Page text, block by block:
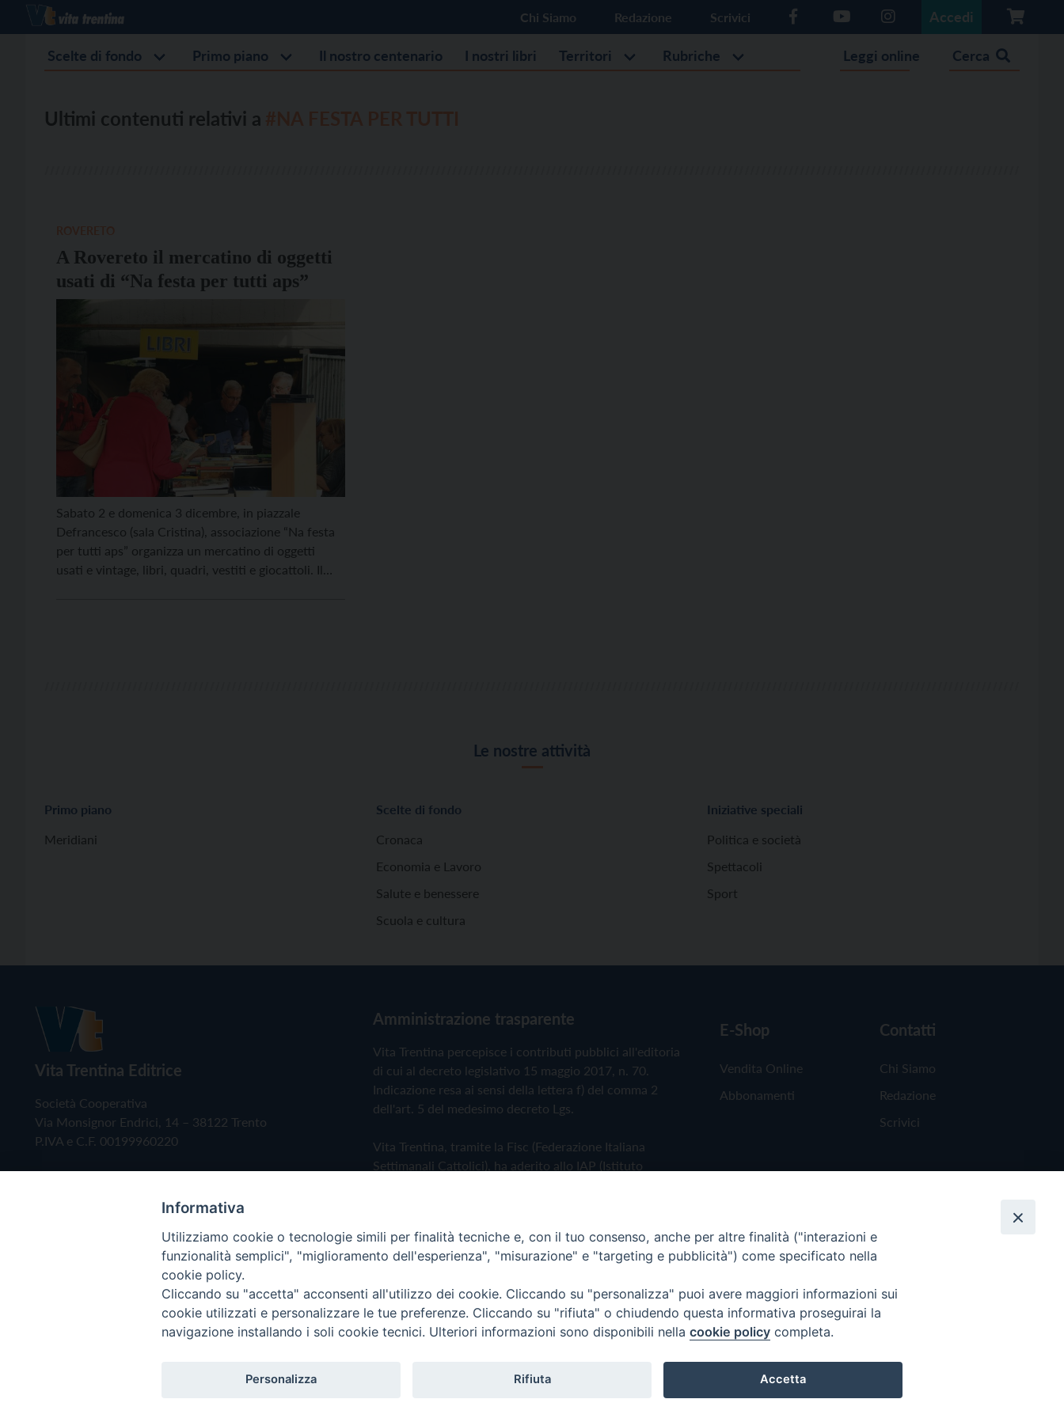
Chi Siamo Redazione Scrivici Accedi
Scelte di fondo Primo piano Il nostro centenario I nostri libri Territori Rubriche Leggi online Cerca
Ultimi contenuti relativi a
A Rovereto il mercatino di oggetti
usati di “Na festa per tutti aps”
Sabato 2 e domenica 3 dicembre, in piazzale
Defrancesco (sala Cristina), associazione “Na festa
per tutti aps” organizza un mercatino di oggetti
usati e vintage, libri, quadri, vestiti e giocattoli. Il
Le nostre attività
Primo piano
Meridiani
Scelte di fondo
Cronaca
Economia e Lavoro
Salute e benessere
Scuola e cultura
Iniziative speciali
Politica e società
Spettacoli
Sport
Vita Trentina Editrice
Società Cooperativa
Via Monsignor Endrici, 14 – 38122 Trento
P.IVA e C.F. 00199960220
Amministrazione trasparente
Vita Trentina percepisce i contributi pubblici all'editoria
di cui al decreto legislativo 15 maggio 2017, n. 70.
Indicazione resa ai sensi della lettera f) del comma 2
dell'art. 5 del medesimo decreto Lgs.
Vita Trentina, tramite la Fisc (Federazione Italiana
Settimanali Cattolici), ha aderito allo IAP (Istituto
Privacy Policy Cookie Policy
E-Shop
Vendita Online
Abbonamenti
Contatti
Chi Siamo
Redazione
Scrivici
Copyright © 2019 - Tutti i diritti riservati - Vita Trentina Editrice
Informativa
Utilizziamo cookie o tecnologie simili per finalità tecniche e, con il tuo consenso, anche per altre finalità ("interazioni e
funzionalità semplici", "miglioramento dell'esperienza", "misurazione" e "targeting e pubblicità") come specificato nella
cookie policy.
Cliccando su "accetta" acconsenti all'utilizzo dei cookie. Cliccando su "personalizza" puoi avere maggiori informazioni sui
cookie utilizzati e personalizzare le tue preferenze. Cliccando su "rifiuta" o chiudendo questa informativa proseguirai la
navigazione installando i soli cookie tecnici. Ulteriori informazioni sono disponibili nella cookie policy completa.
Personalizza Rifiuta Accetta